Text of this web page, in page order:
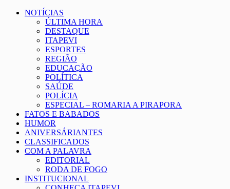
NOTÍCIAS
ÚLTIMA HORA
DESTAQUE
ITAPEVI
ESPORTES
REGIÃO
EDUCAÇÃO
POLÍTICA
SAÚDE
POLÍCIA
ESPECIAL – ROMARIA A PIRAPORA
FATOS E BABADOS
HUMOR
ANIVERSÁRIANTES
CLASSIFICADOS
COM A PALAVRA
EDITORIAL
RODA DE FOGO
INSTITUCIONAL